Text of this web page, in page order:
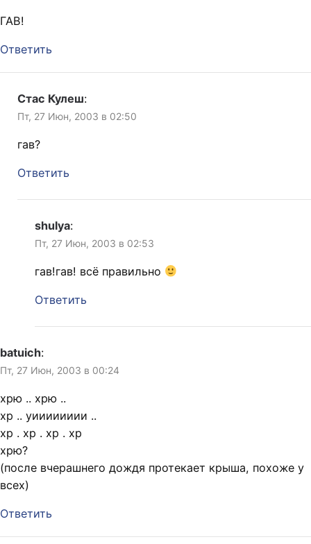
ГАВ!
Ответить
Стас Кулеш:
Пт, 27 Июн, 2003 в 02:50
гав?
Ответить
shulya:
Пт, 27 Июн, 2003 в 02:53
гав!гав! всё правильно
Ответить
batuich:
Пт, 27 Июн, 2003 в 00:24
хрю .. хрю ..
хр .. уииииииии ..
хр . хр . хр . хр
хрю?
(после вчерашнего дождя протекает крыша, похоже у
всех)
Ответить